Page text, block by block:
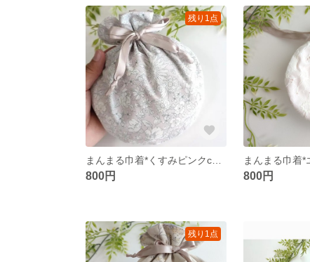
残り1点
800円 800円
残り1点